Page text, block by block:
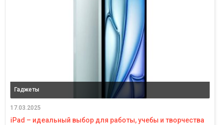
Гаджеты
17.03.2025
iPad – идеальный выбор для работы, учебы и творчества